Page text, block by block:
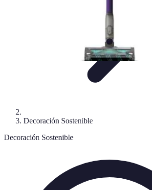
Decoración Sostenible
Decoración Sostenible